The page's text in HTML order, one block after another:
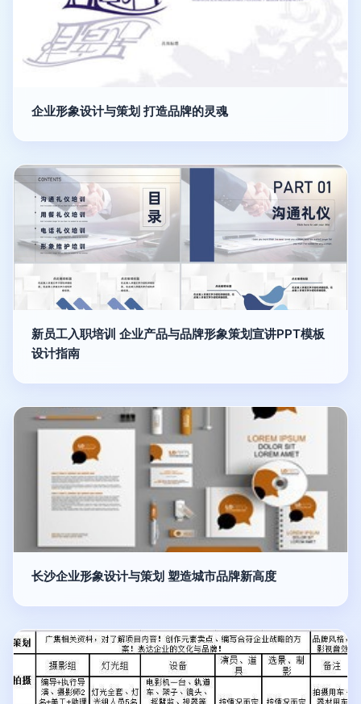
企业形象设计与策划 打造品牌的灵魂
新员工入职培训 企业产品与品牌形象策划宣讲PPT模板
设计指南
长沙企业形象设计与策划 塑造城市品牌新高度